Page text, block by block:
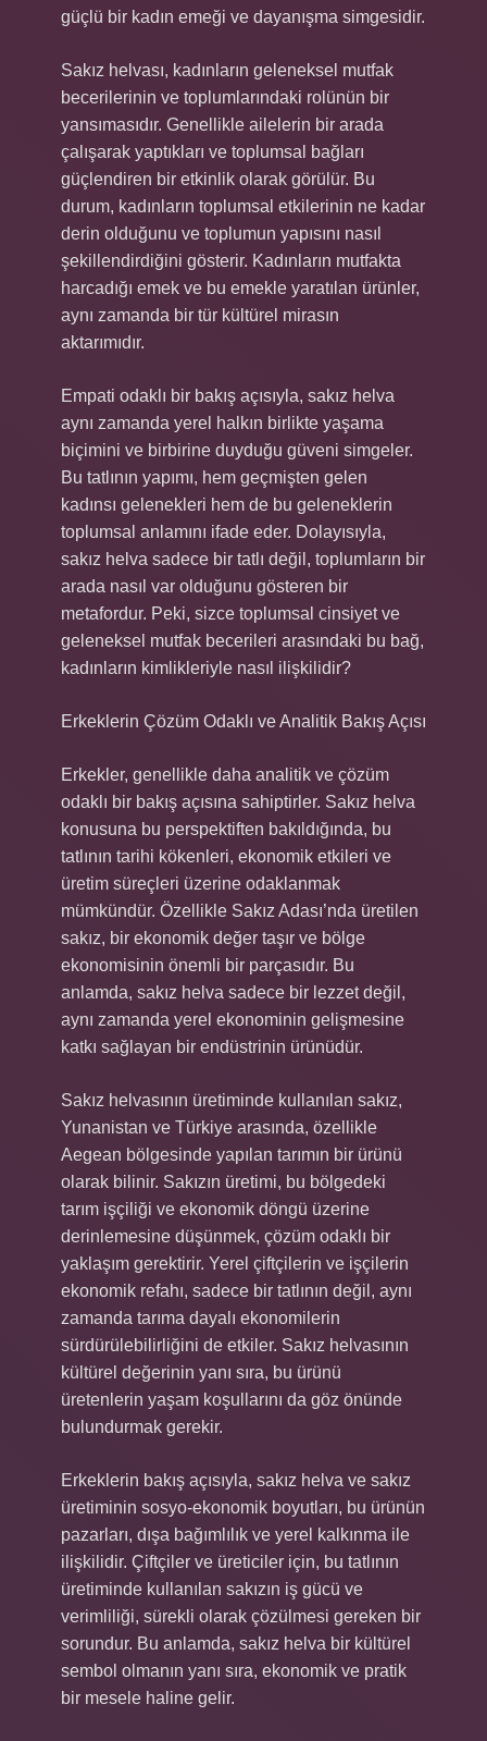
güçlü bir kadın emeği ve dayanışma simgesidir.
Sakız helvası, kadınların geleneksel mutfak
becerilerinin ve toplumlarındaki rolünün bir
yansımasıdır. Genellikle ailelerin bir arada
çalışarak yaptıkları ve toplumsal bağları
güçlendiren bir etkinlik olarak görülür. Bu
durum, kadınların toplumsal etkilerinin ne kadar
derin olduğunu ve toplumun yapısını nasıl
şekillendirdiğini gösterir. Kadınların mutfakta
harcadığı emek ve bu emekle yaratılan ürünler,
aynı zamanda bir tür kültürel mirasın
aktarımıdır.
Empati odaklı bir bakış açısıyla, sakız helva
aynı zamanda yerel halkın birlikte yaşama
biçimini ve birbirine duyduğu güveni simgeler.
Bu tatlının yapımı, hem geçmişten gelen
kadınsı gelenekleri hem de bu geleneklerin
toplumsal anlamını ifade eder. Dolayısıyla,
sakız helva sadece bir tatlı değil, toplumların bir
arada nasıl var olduğunu gösteren bir
metafordur. Peki, sizce toplumsal cinsiyet ve
geleneksel mutfak becerileri arasındaki bu bağ,
kadınların kimlikleriyle nasıl ilişkilidir?
Erkeklerin Çözüm Odaklı ve Analitik Bakış Açısı
Erkekler, genellikle daha analitik ve çözüm
odaklı bir bakış açısına sahiptirler. Sakız helva
konusuna bu perspektiften bakıldığında, bu
tatlının tarihi kökenleri, ekonomik etkileri ve
üretim süreçleri üzerine odaklanmak
mümkündür. Özellikle Sakız Adası’nda üretilen
sakız, bir ekonomik değer taşır ve bölge
ekonomisinin önemli bir parçasıdır. Bu
anlamda, sakız helva sadece bir lezzet değil,
aynı zamanda yerel ekonominin gelişmesine
katkı sağlayan bir endüstrinin ürünüdür.
Sakız helvasının üretiminde kullanılan sakız,
Yunanistan ve Türkiye arasında, özellikle
Aegean bölgesinde yapılan tarımın bir ürünü
olarak bilinir. Sakızın üretimi, bu bölgedeki
tarım işçiliği ve ekonomik döngü üzerine
derinlemesine düşünmek, çözüm odaklı bir
yaklaşım gerektirir. Yerel çiftçilerin ve işçilerin
ekonomik refahı, sadece bir tatlının değil, aynı
zamanda tarıma dayalı ekonomilerin
sürdürülebilirliğini de etkiler. Sakız helvasının
kültürel değerinin yanı sıra, bu ürünü
üretenlerin yaşam koşullarını da göz önünde
bulundurmak gerekir.
Erkeklerin bakış açısıyla, sakız helva ve sakız
üretiminin sosyo-ekonomik boyutları, bu ürünün
pazarları, dışa bağımlılık ve yerel kalkınma ile
ilişkilidir. Çiftçiler ve üreticiler için, bu tatlının
üretiminde kullanılan sakızın iş gücü ve
verimliliği, sürekli olarak çözülmesi gereken bir
sorundur. Bu anlamda, sakız helva bir kültürel
sembol olmanın yanı sıra, ekonomik ve pratik
bir mesele haline gelir.